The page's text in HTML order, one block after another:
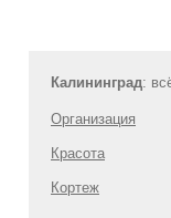
Калининград:
Организация
Красота
Кортеж